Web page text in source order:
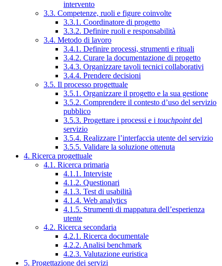
intervento
3.3. Competenze, ruoli e figure coinvolte
3.3.1. Coordinatore di progetto
3.3.2. Definire ruoli e responsabilità
3.4. Metodo di lavoro
3.4.1. Definire processi, strumenti e rituali
3.4.2. Curare la documentazione di progetto
3.4.3. Organizzare tavoli tecnici collaborativi
3.4.4. Prendere decisioni
3.5. Il processo progettuale
3.5.1. Organizzare il progetto e la sua gestione
3.5.2. Comprendere il contesto d’uso del servizio
pubblico
3.5.3. Progettare i processi e i touchpointdel
servizio
3.5.4. Realizzare l’interfaccia utente del servizio
3.5.5. Validare la soluzione ottenuta
4. Ricerca progettuale
4.1. Ricerca primaria
4.1.1. Interviste
4.1.2. Questionari
4.1.3. Test di usabilità
4.1.4. Web analytics
4.1.5. Strumenti di mappatura dell’esperienza
utente
4.2. Ricerca secondaria
4.2.1. Ricerca documentale
4.2.2. Analisi benchmark
4.2.3. Valutazione euristica
5. Progettazione dei servizi